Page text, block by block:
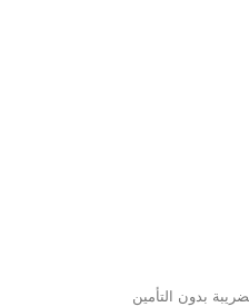
بدون التأمين